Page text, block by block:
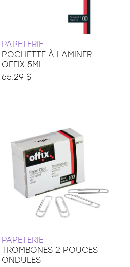
PAPETERIE
POCHETTE À LAMINER
OFFIX 5ML
65.29 $
PAPETERIE
TROMBONES 2 POUCES
ONDULES